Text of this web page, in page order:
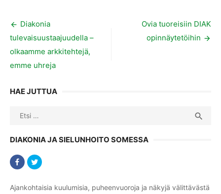
Artikkelien
selaus
Diakonia
tulevaisuustaajuudella –
olkaamme arkkitehtejä,
emme uhreja
Ovia tuoreisiin DIAK
opinnäytetöihin
HAE JUTTUA
Search

DIAKONIA JA SIELUNHOITO SOMESSA
Ajankohtaisia kuulumisia, puheenvuoroja ja näkyjä välittävästä